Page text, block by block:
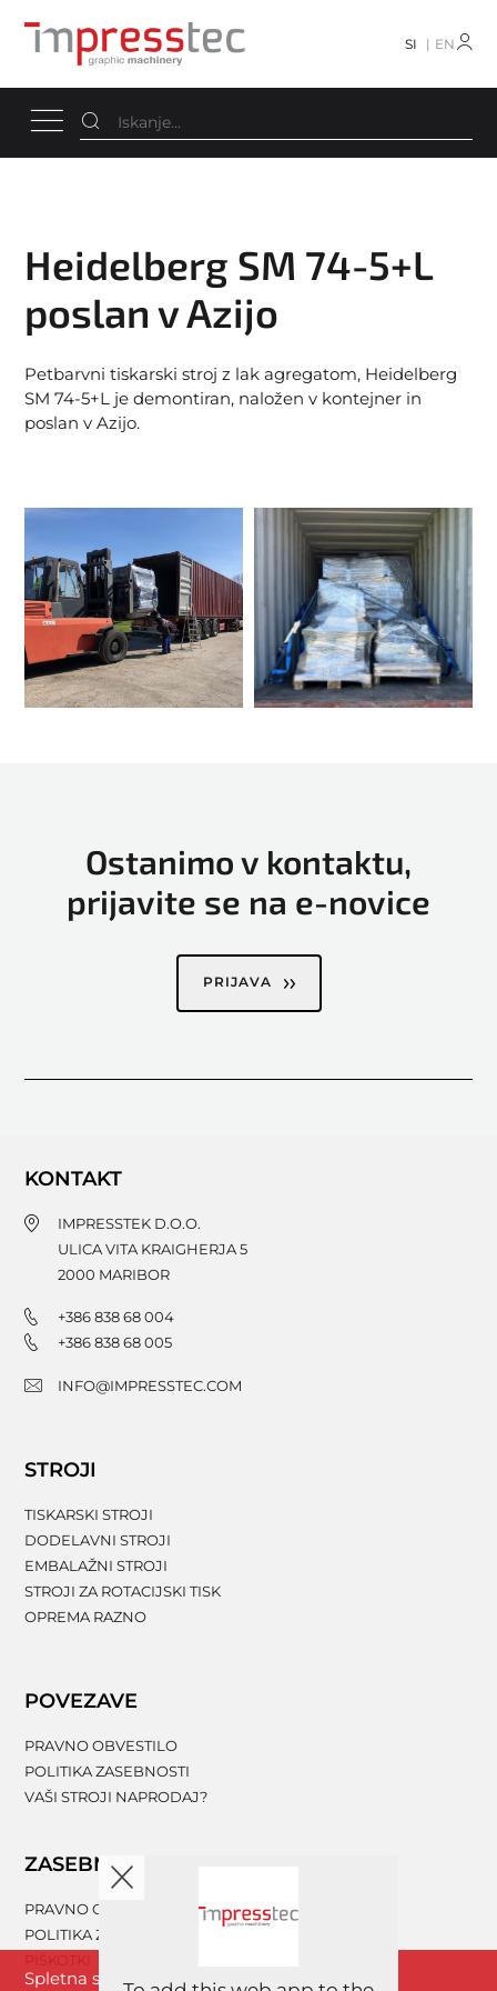
SI EN
Heidelberg SM 74-5+L
poslan v Azijo
Petbarvni tiskarski stroj z lak agregatom, Heidelberg
SM 74-5+L je demontiran, naložen v kontejner in
poslan v Azijo.
Ostanimo v kontaktu,
prijavite se na e-novice
PRIJAVA
KONTAKT
IMPRESSTEK D.O.O.
ULICA VITA KRAIGHERJA 5
2000 MARIBOR
+386 838 68 004
+386 838 68 005
INFO@IMPRESSTEC.COM
STROJI
TISKARSKI STROJI
DODELAVNI STROJI
EMBALAŽNI STROJI
STROJI ZA ROTACIJSKI TISK
OPREMA RAZNO
POVEZAVE
PRAVNO OBVESTILO
POLITIKA ZASEBNOSTI
VAŠI STROJI NAPRODAJ?
ZASEBNOST
PRAVNO OBVESTILO
POLITIKA ZASEBNOSTI
Spletna stran www.impresstec.com za boljše